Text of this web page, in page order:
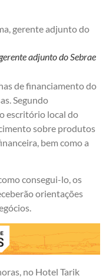
adjunto do Sebrae
de financiamento do
Segundo
escritório local do
sobre produtos
bem como a
consegui-lo, os
orientações
no Hotel Tarik